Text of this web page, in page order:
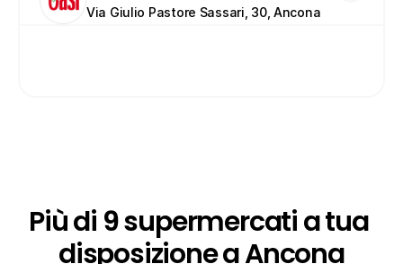
Via Giulio Pastore Sassari, 30, Ancona
Più di 9 supermercati a tua
disposizione a Ancona